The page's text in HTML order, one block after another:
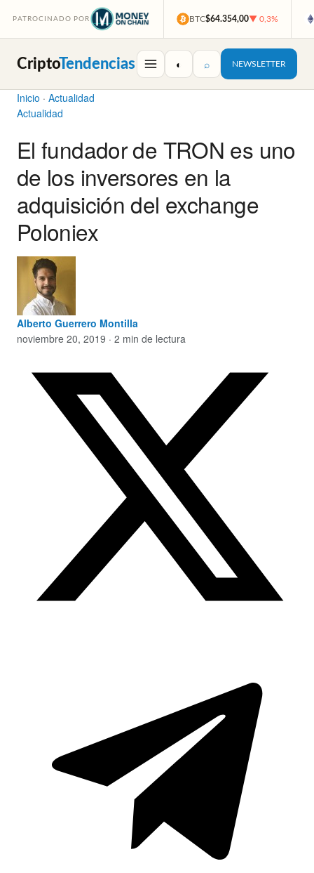
PATROCINADO POR BTC$64.354,00▼ 0,3%
CriptoTendencias ◐ ⌕ NEWSLETTER
Inicio · Actualidad
Actualidad
El fundador de TRON es uno
de los inversores en la
adquisición del exchange
Poloniex
Alberto Guerrero Montilla
noviembre 20, 2019 · 2 min de lectura